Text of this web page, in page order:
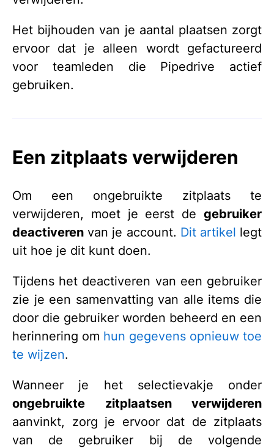
Het bijhouden van je aantal plaatsen zorgt
ervoor dat je alleen wordt gefactureerd
voor teamleden die Pipedrive actief
gebruiken.
Een zitplaats verwijderen
Om een ongebruikte zitplaats te
verwijderen, moet je eerst de gebruiker
deactiveren van je account. Dit artikel legt
uit hoe je dit kunt doen.
Tijdens het deactiveren van een gebruiker
zie je een samenvatting van alle items die
door die gebruiker worden beheerd en een
herinnering om hun gegevens opnieuw toe
te wijzen.
Wanneer je het selectievakje onder
ongebruikte zitplaatsen verwijderen
aanvinkt, zorg je ervoor dat de zitplaats
van de gebruiker bij de volgende